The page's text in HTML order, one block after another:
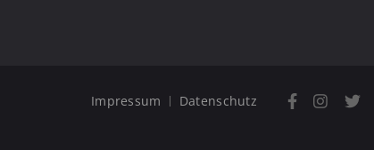
Impressum Datenschutz